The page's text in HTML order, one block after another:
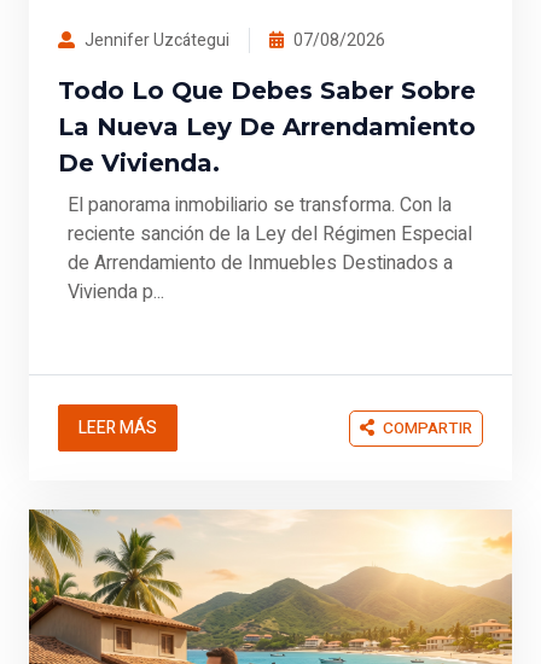
Jennifer Uzcátegui 07/08/2026
Todo Lo Que Debes Saber Sobre
La Nueva Ley De Arrendamiento
De Vivienda.
El panorama inmobiliario se transforma. Con la
reciente sanción de la Ley del Régimen Especial
de Arrendamiento de Inmuebles Destinados a
Vivienda p...
LEER MÁS COMPARTIR